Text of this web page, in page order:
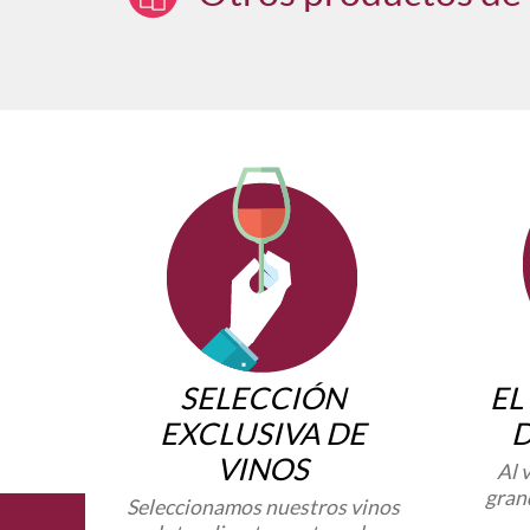
SELECCIÓN
EXCLUSIVA DE
VINOS
Seleccionamos nuestros vinos
Al